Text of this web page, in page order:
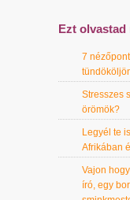
Ezt olvastad
7
Stresszes
örömök?
Legyél te
Afrikában
Vajon
író, egy